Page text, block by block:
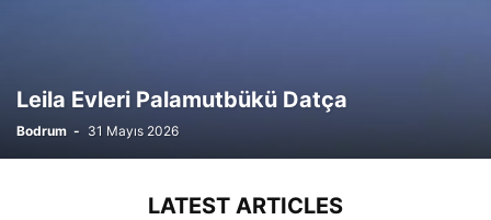
Leila Evleri Palamutbükü Datça
Bodrum - 31 Mayıs 2026
LATEST ARTICLES